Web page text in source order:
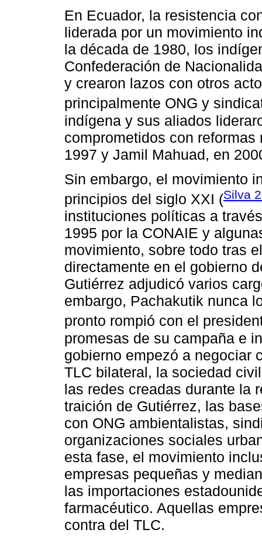
En Ecuador, la resistencia
liderada por un movimiento
la década de 1980, los
Confederación de
y crearon lazos con otros
principalmente ONG y
indígena y sus aliados
comprometidos con
1997 y Jamil Mahuad, en
Sin embargo, el movimiento
principios del siglo XXI (Silva
instituciones políticas a
1995 por la CONAIE y
movimiento, sobre todo tras
directamente en el gobierno
Gutiérrez adjudicó varios
embargo, Pachakutik nunca
pronto rompió con el
promesas de su campaña e
gobierno empezó a negociar
TLC bilateral, la sociedad
las redes creadas durante la
traición de Gutiérrez, las
con ONG ambientalistas,
organizaciones sociales
esta fase, el movimiento
empresas pequeñas y
las importaciones
farmacéutico. Aquellas
contra del TLC.